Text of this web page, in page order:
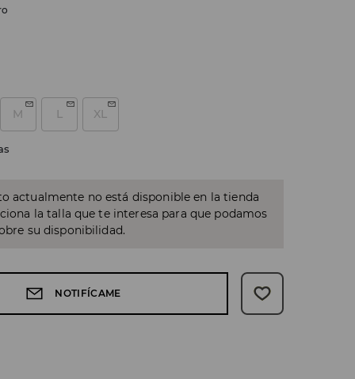
M L XL
actualmente no está disponible en la tienda
la talla que te interesa para que podamos
su disponibilidad.
NOTIFÍCAME